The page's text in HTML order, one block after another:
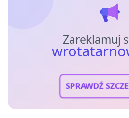
Zareklamuj
SPRAWDŹ